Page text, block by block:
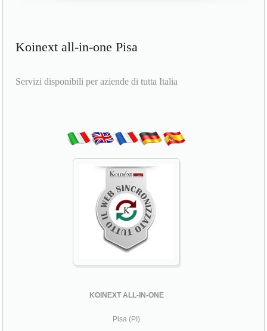
Koinext all-in-one Pisa
Servizi disponibili per aziende di tutta Italia
KOINEXT ALL-IN-ONE
Pisa (PI)